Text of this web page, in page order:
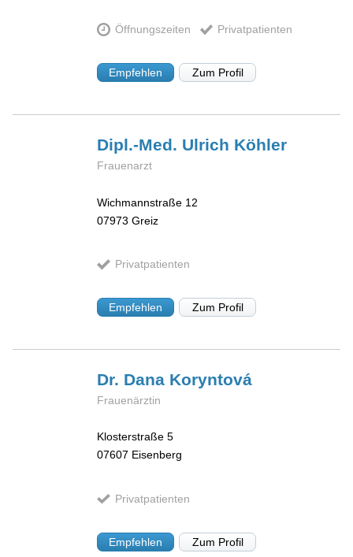
Öffnungszeiten Privatpatienten
Empfehlen Zum Profil
Dipl.-Med. Ulrich Köhler
Frauenarzt
Wichmannstraße 12
07973 Greiz
Privatpatienten
Empfehlen Zum Profil
Dr. Dana Koryntová
Frauenärztin
Klosterstraße 5
07607 Eisenberg
Privatpatienten
Empfehlen Zum Profil